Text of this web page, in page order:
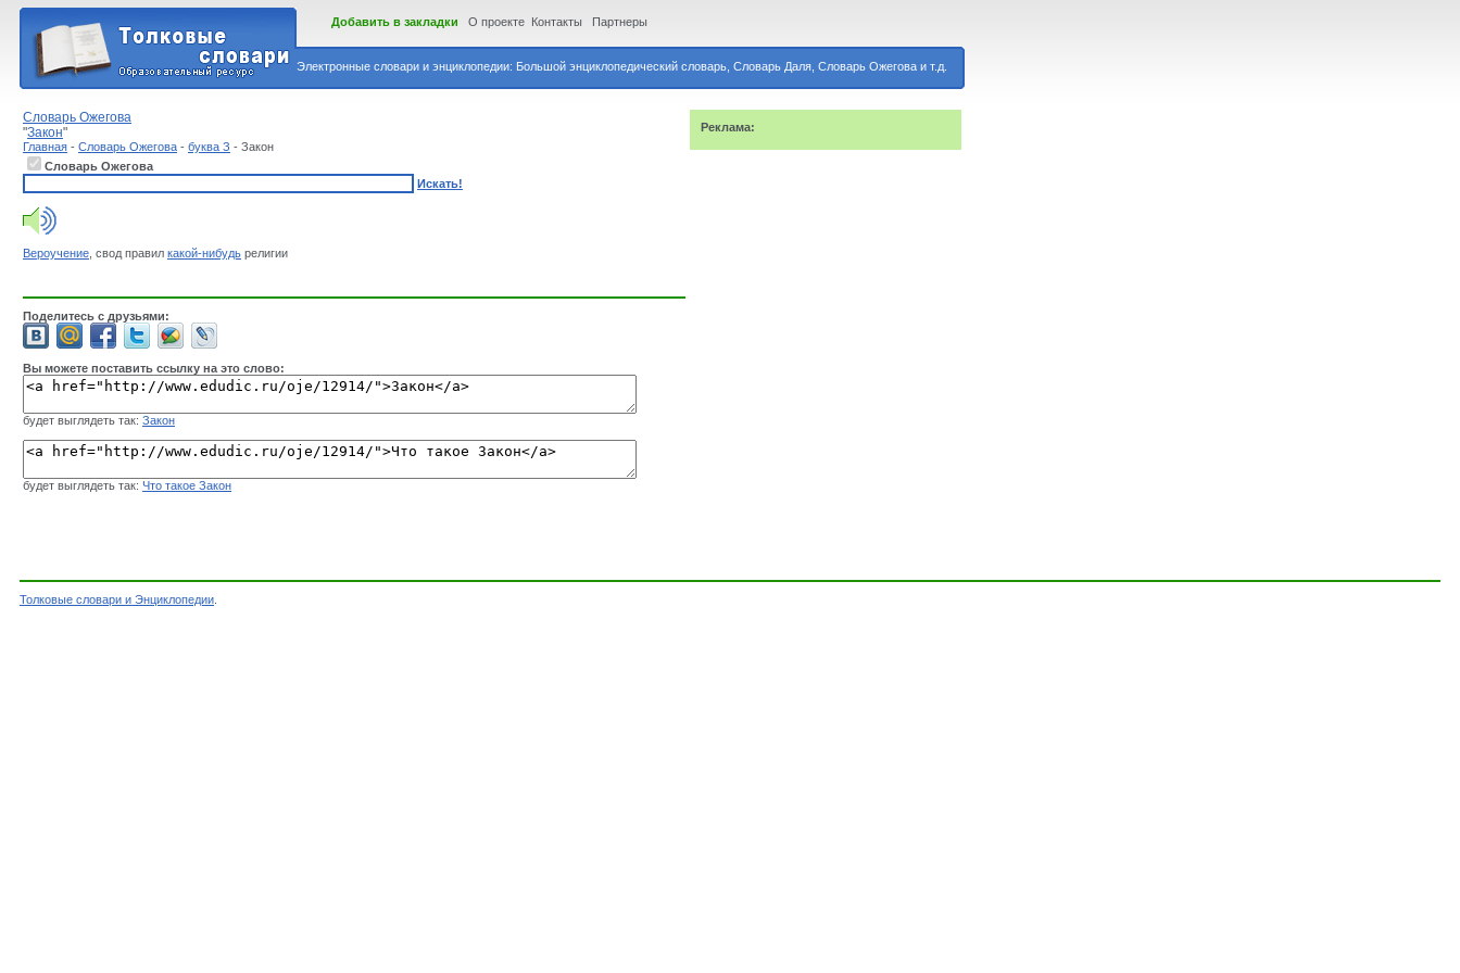
Электронные словари и энциклопедии: Большой энциклопедический словарь, Словарь Даля, Словарь Ожегова и т.д.
Добавить в закладки О проекте Контакты Партнеры
Словарь Ожегова
"Закон"
Главная - Словарь Ожегова - буква З - Закон
Словарь Ожегова
Искать!
Вероучение , свод правил какой-нибудь религии
Поделитесь с друзьями:
Вы можете поставить ссылку на это слово:
будет выглядеть так: Закон
будет выглядеть так: Что такое Закон
Реклама:
Толковые словари и Энциклопедии